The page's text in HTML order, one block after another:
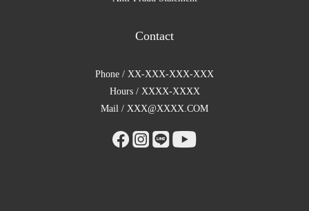
Contact
Phone / XX-XXX-XXX-XXX
Hours / XXXX-XXXX
Mail / XXX@XXXX.COM